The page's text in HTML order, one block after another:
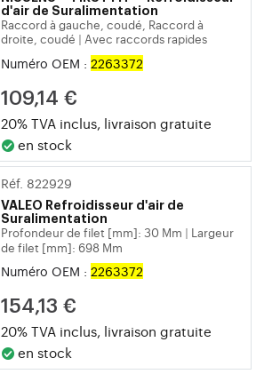
d'air de Suralimentation
Raccord à gauche, coudé, Raccord à
droite, coudé
Avec raccords rapides
Numéro OEM :2263372
109,14 €
20% TVA inclus, livraison gratuite
en stock
Réf. 822929
VALEO Refroidisseur d'air de
Suralimentation
Profondeur de filet [mm]: 30 Mm
Largeur
de filet [mm]: 698 Mm
Numéro OEM :2263372
154,13 €
20% TVA inclus, livraison gratuite
en stock